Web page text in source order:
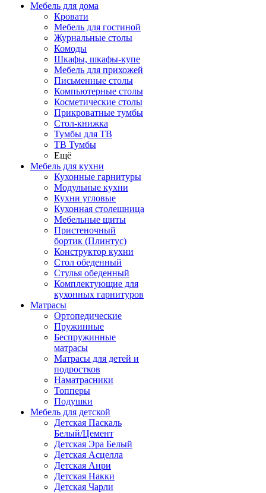
Мебель для дома
Кровати
Мебель для гостиной
Журнальные столы
Комоды
Шкафы, шкафы-купе
Мебель для прихожей
Письменные столы
Компьютерные столы
Косметические столы
Прикроватные тумбы
Стол-книжка
Тумбы для ТВ
ТВ Тумбы
Ещё
Мебель для кухни
Кухонные гарнитуры
Модульные кухни
Кухни угловые
Кухонная столешница
Мебельные щиты
Пристеночный
бортик (Плинтус)
Конструктор кухни
Стол обеденный
Стулья обеденный
Комплектующие для
кухонных гарнитуров
Матраcы
Ортопедические
Пружинные
Беспружинные
матрасы
Матрасы для детей и
подростков
Наматрасники
Топперы
Подушки
Мебель для детской
Детская Паскаль
Белый/Цемент
Детская Эра Белый
Детская Асцелла
Детская Анри
Детская Накки
Детская Чарли